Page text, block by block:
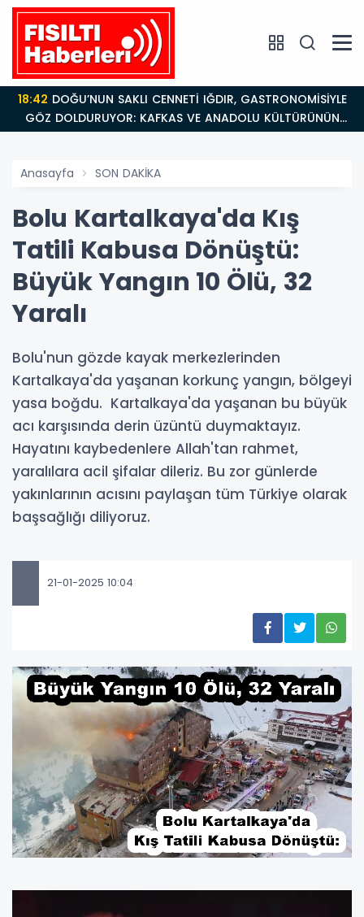
18:42
GÖZ DOLDURUYOR: KAFKAS VE ANADOLU KÜLTÜRÜNÜN
BULUŞMA NOKTASI
Anasayfa SON DAKİKA
Bolu Kartalkaya'da Kış
Tatili Kabusa Dönüştü:
Büyük Yangın 10 Ölü, 32
Yaralı
Bolu'nun gözde kayak merkezlerinden
Kartalkaya'da yaşanan korkunç yangın, bölgeyi
yasa boğdu. Kartalkaya'da yaşanan bu büyük
acı karşısında derin üzüntü duymaktayız.
Hayatını kaybedenlere Allah'tan rahmet,
yaralılara acil şifalar dileriz. Bu zor günlerde
yakınlarının acısını paylaşan tüm Türkiye olarak
başsağlığı diliyoruz.
21-01-2025 10:04